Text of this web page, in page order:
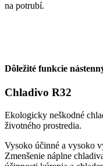
na potrubí.
Dôležité funkcie
Chladivo R32
Ekologicky neškodné
životného prostredia.
Vysoko účinné a vysoko
Zmenšenie náplne